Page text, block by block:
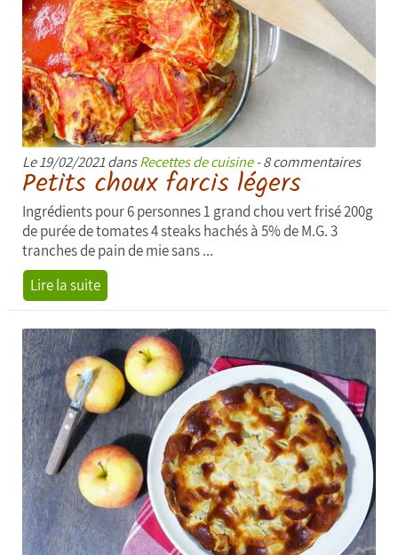
Le 19/02/2021 dansRecettes de cuisine- 8 commentaires
Petits choux farcis légers
Ingrédients pour 6 personnes 1 grand chou vert frisé 200g
de purée de tomates 4 steaks hachés à 5% de M.G. 3
tranches de pain de mie sans ...
Lire la suite